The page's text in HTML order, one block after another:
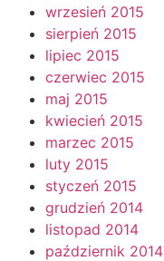
wrzesień 2015
sierpień 2015
lipiec 2015
czerwiec 2015
maj 2015
kwiecień 2015
marzec 2015
luty 2015
styczeń 2015
grudzień 2014
listopad 2014
październik 2014